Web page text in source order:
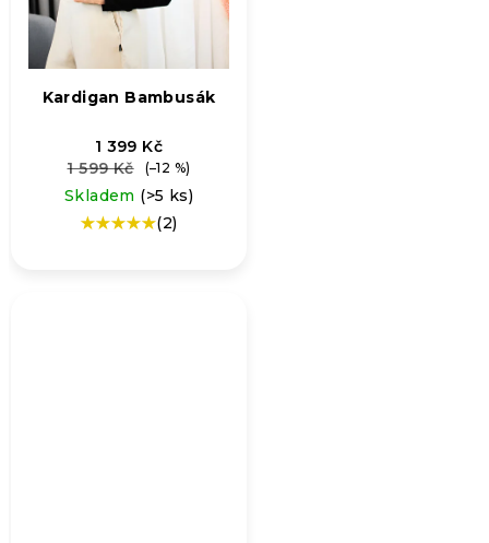
Kardigan Bambusák
1 399 Kč
1 599 Kč
(–12 %)
Skladem (>5 ks)
Průměrné(2)